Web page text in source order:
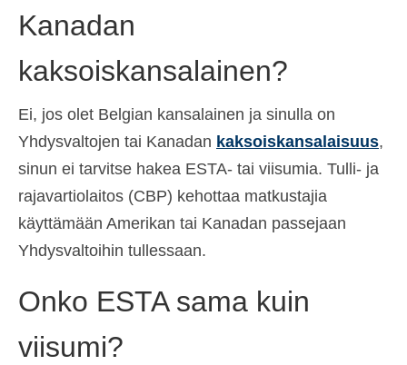
Kanadan
kaksoiskansalainen?
Ei, jos olet Belgian kansalainen ja sinulla on
Yhdysvaltojen tai Kanadan kaksoiskansalaisuus,
sinun ei tarvitse hakea ESTA- tai viisumia. Tulli- ja
rajavartiolaitos (CBP) kehottaa matkustajia
käyttämään Amerikan tai Kanadan passejaan
Yhdysvaltoihin tullessaan.
Onko ESTA sama kuin
viisumi?